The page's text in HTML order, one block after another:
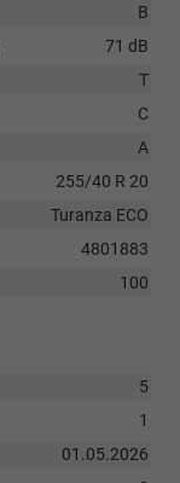
B
71 dB
T
C
A
255/40 R 20
Turanza ECO
4801883
100
5
1
01.05.2026